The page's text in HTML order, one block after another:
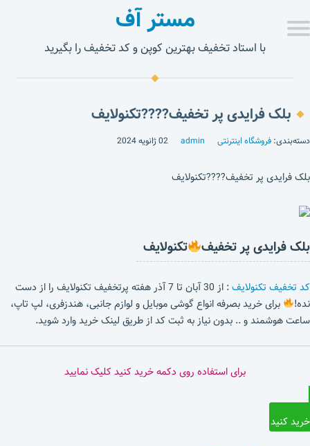
مستر آف
با استاد تخفیف بهترین کوپن و کد تخفیف را بگیرید
بلک فرایدی پر تخفیف????تکنولایف
دسته‌بندی: فروشگاه اینترنتی admin 02 ژانویه 2024
بلک فرایدی پر تخفیف????تکنولایف
بلک فرایدی پر تخفیف تکنولایف
کد تخفیف تکنولایف
: از 30 آبان تا 7 آذر هفته پرتخفیف تکنولایف را از دست
نده!
برای خرید بصرفه انواع گوشی موبایل و لوازم جانبی، هندزفری، لپ تاپ،
ساعت هوشمند و .. بدون نیاز به ثبت کد از طریق لینک خرید وارد شوید.
برای استفاده روی دکمه خرید کنید کلیک نمایید
خرید کنید